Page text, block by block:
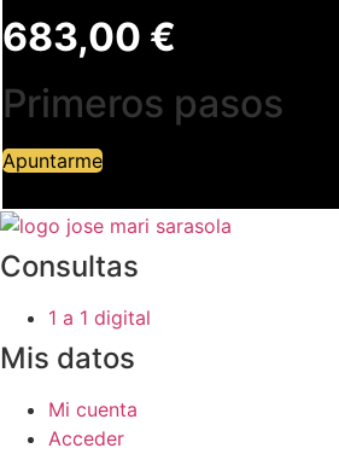
683,00 €
Primeros pasos
Apuntarme
Consultas
1 a 1 digital
Mis datos
Mi cuenta
Acceder